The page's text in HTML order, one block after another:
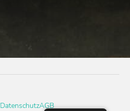
DatenschutzAGB